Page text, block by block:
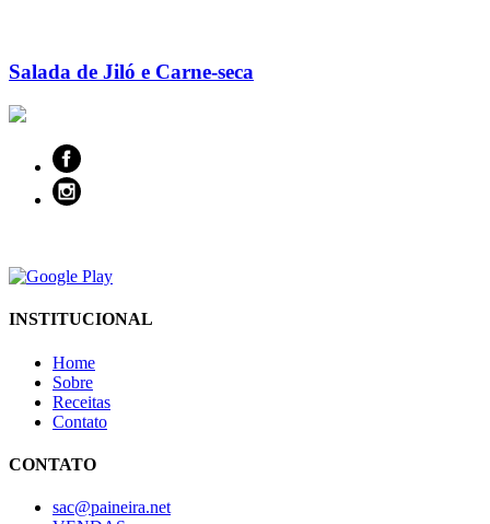
Salada de Jiló e Carne-seca
INSTITUCIONAL
Home
Sobre
Receitas
Contato
CONTATO
sac@paineira.net